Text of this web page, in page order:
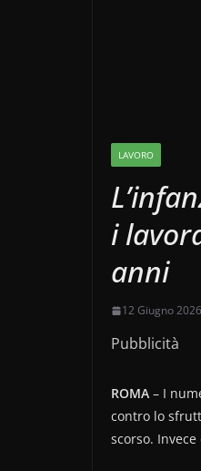
LAVORO
i
anni
12 Giugno 2026
Pubblicità
ROMA – I
contro lo
scorso.